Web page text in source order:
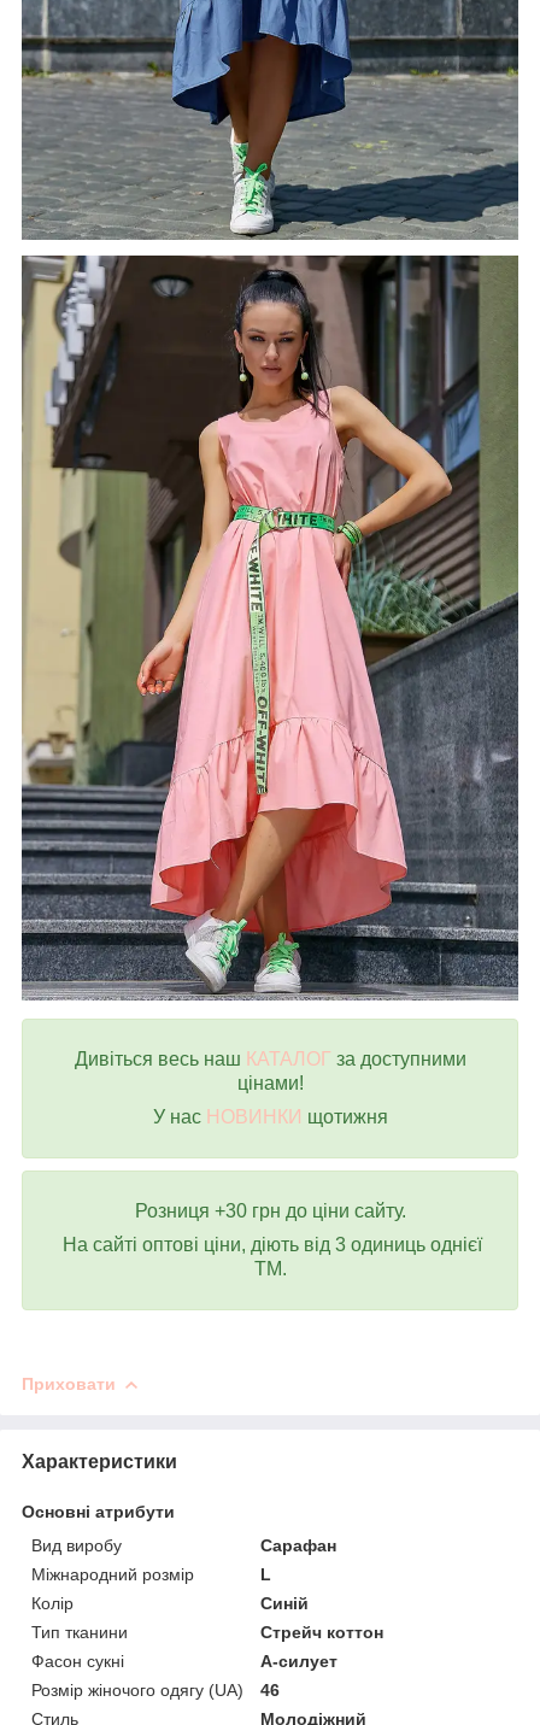
Дивіться весь наш КАТАЛОГ за доступними
цінами!
У нас НОВИНКИ щотижня
Розниця +30 грн до ціни сайту.
На сайті оптові ціни, діють від 3 одиниць однієї
ТМ.
Приховати
Характеристики
Основні атрибути
Вид виробу
Сарафан
Міжнародний розмір
L
Колір
Синій
Тип тканини
Стрейч коттон
Фасон сукні
А-силует
Розмір жіночого одягу (UA)
46
Стиль
Молодіжний